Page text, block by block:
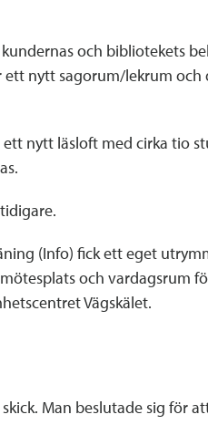
och bibliotekets
ett nytt sagorum/lekrum och
nytt läsloft med cirka tio
(Info) fick ett eget
och vardagsrum
Vägskälet.
Man beslutade sig för